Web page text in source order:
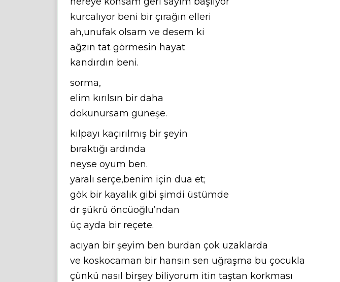
kurcalıyor beni bir çırağın elleri
ah,unufak olsam ve desem ki
ağzın tat görmesin hayat
kandırdın beni.
sorma,
elim kırılsın bir daha
dokunursam güneşe.
kılpayı kaçırılmış bir şeyin
bıraktığı ardında
neyse oyum ben.
yaralı serçe,benim için dua et;
gök bir kayalık gibi şimdi üstümde
dr şükrü öncüoğlu’ndan
üç ayda bir reçete.
acıyan bir şeyim ben burdan çok uzaklarda
ve koskocaman bir hansın sen uğraşma bu çocukla
çünkü nasıl birşey biliyorum itin taştan korkması